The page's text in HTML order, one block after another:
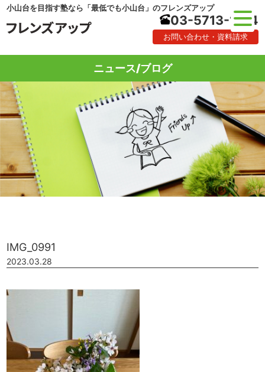
小山台を目指す塾なら「最低でも小山台」のフレンズアップ
03-5713-1184
お問い合わせ・資料請求
ニュース/ブログ
IMG_0991
2023.03.28